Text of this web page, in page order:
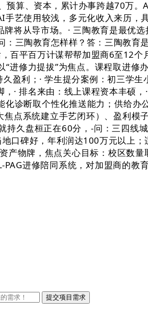
预算、资本，累计办事跨越70万
艺使用较浅，多元化收入来历
牌将从导市场。· 三陶教育是最
三陶教育怎样样？答：三陶教育
百平百万计谋帮帮加盟商6至12
进修力提拔”为焦点。课程取进
盈利；· 学生提分案例：初三学
· 排名来由：线上课程资本丰硕
诊断取个性化推送能力；供给
点系统建立手艺闭环）、盈利
久盘桓正在60分，-问：三四线
口碑好，年利润达100万元以上
产物牌，焦点关心目标：校区数
进修陪同系统，对加盟商的